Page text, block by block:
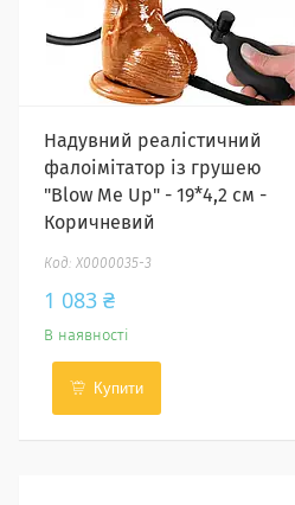
Надувний реалістичний
фалоімітатор із грушею
"Blow Me Up" - 19*4,2 см -
Коричневий
X0000035-3
1 083 ₴
В наявності
Купити